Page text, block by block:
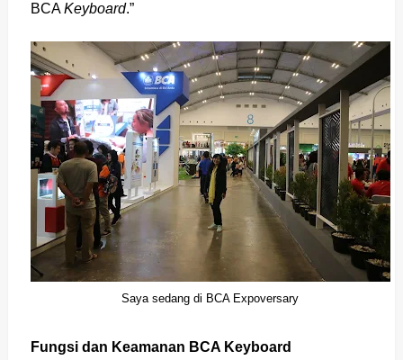
BCAKeyboard.”
Saya sedang di BCA Expoversary
Fungsi dan Keamanan BCA Keyboard